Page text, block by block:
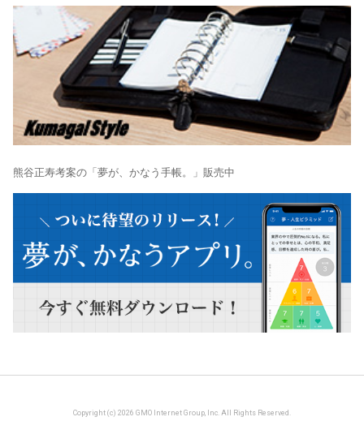
熊谷正寿考案の「夢が、かなう手帳。」販売中
Copyright (c) 2026 GMO Internet Group, Inc. All Rights Reserved.